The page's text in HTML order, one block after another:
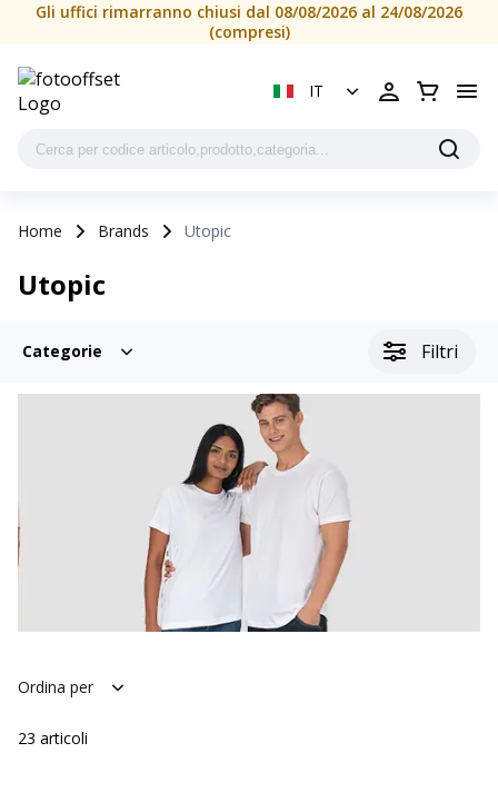
Gli uffici rimarranno chiusi dal 08/08/2026 al 24/08/2026
(compresi)
IT
Home Brands Utopic
Utopic
Categorie Filtri
Ordina per
23 articoli